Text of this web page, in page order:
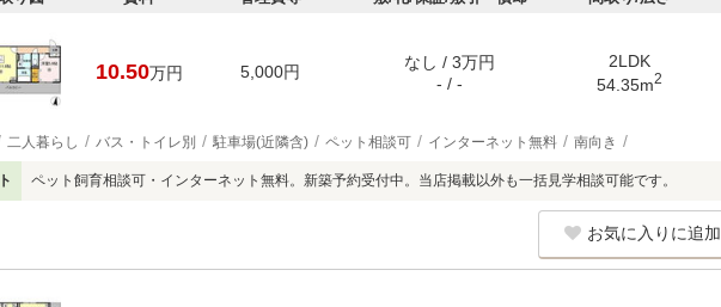
10.50万円 5,000円
なし / 3万円
- / -
2LDK
54.35m2
二人暮らし バス・トイレ別 駐車場(近隣含) ペット相談可 インターネット無料 南向き
ペット飼育相談可・インターネット無料。新築予約受付中。当店掲載以外も一括見学相談可能です。
お気に入りに追加